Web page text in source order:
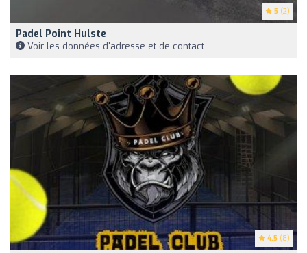
5 (2)
Padel Point Hulste
Voir les données d'adresse et de contact
4.5 (8)